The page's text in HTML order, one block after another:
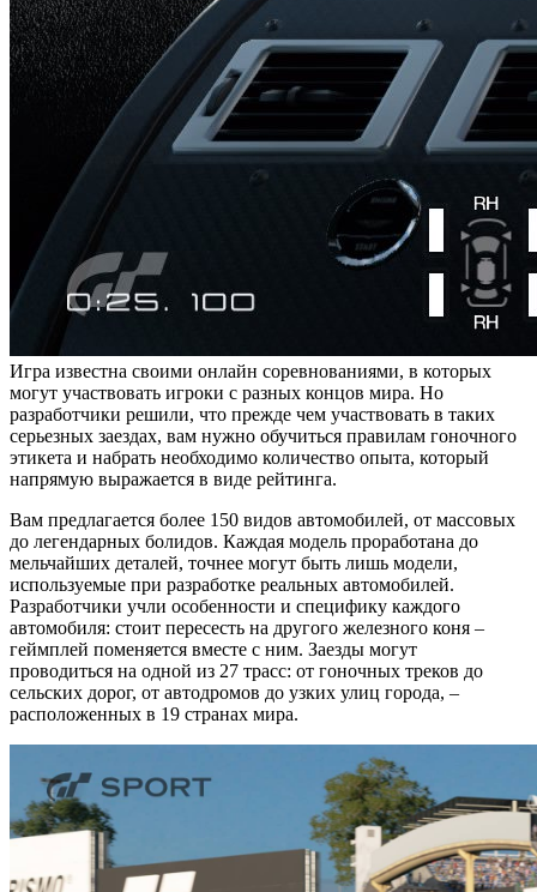
Игра известна своими онлайн соревнованиями, в которых
могут участвовать игроки с разных концов мира. Но
разработчики решили, что прежде чем участвовать в таких
серьезных заездах, вам нужно обучиться правилам гоночного
этикета и набрать необходимо количество опыта, который
напрямую выражается в виде рейтинга.
Вам предлагается более 150 видов автомобилей, от массовых
до легендарных болидов. Каждая модель проработана до
мельчайших деталей, точнее могут быть лишь модели,
используемые при разработке реальных автомобилей.
Разработчики учли особенности и специфику каждого
автомобиля: стоит пересесть на другого железного коня –
геймплей поменяется вместе с ним. Заезды могут
проводиться на одной из 27 трасс: от гоночных треков до
сельских дорог, от автодромов до узких улиц города, –
расположенных в 19 странах мира.